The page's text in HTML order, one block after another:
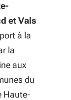
et Vals
à la
la
aux
du
Haute-